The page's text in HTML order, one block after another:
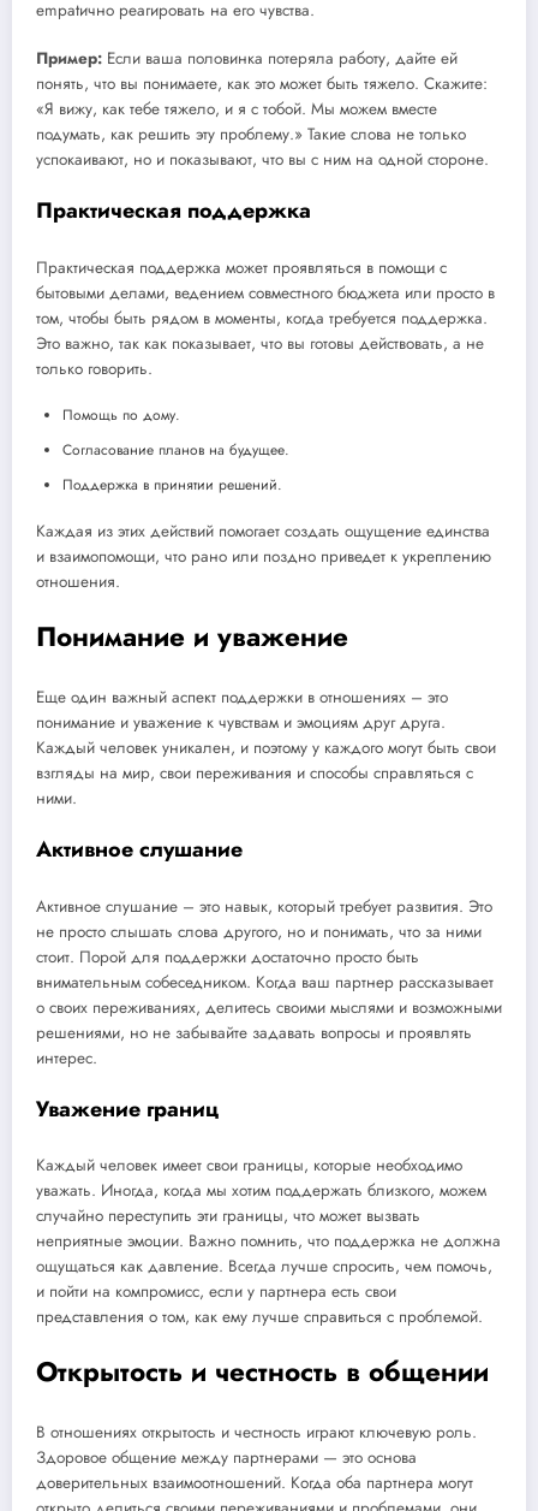
empatично реагировать на его чувства.
Пример: Если ваша половинка потеряла работу, дайте ей
понять, что вы понимаете, как это может быть тяжело. Скажите:
«Я вижу, как тебе тяжело, и я с тобой. Мы можем вместе
подумать, как решить эту проблему.» Такие слова не только
успокаивают, но и показывают, что вы с ним на одной стороне.
Практическая поддержка
Практическая поддержка может проявляться в помощи с
бытовыми делами, ведением совместного бюджета или просто в
том, чтобы быть рядом в моменты, когда требуется поддержка.
Это важно, так как показывает, что вы готовы действовать, а не
только говорить.
Помощь по дому.
Согласование планов на будущее.
Поддержка в принятии решений.
Каждая из этих действий помогает создать ощущение единства
и взаимопомощи, что рано или поздно приведет к укреплению
отношения.
Понимание и уважение
Еще один важный аспект поддержки в отношениях – это
понимание и уважение к чувствам и эмоциям друг друга.
Каждый человек уникален, и поэтому у каждого могут быть свои
взгляды на мир, свои переживания и способы справляться с
ними.
Активное слушание
Активное слушание – это навык, который требует развития. Это
не просто слышать слова другого, но и понимать, что за ними
стоит. Порой для поддержки достаточно просто быть
внимательным собеседником. Когда ваш партнер рассказывает
о своих переживаниях, делитесь своими мыслями и возможными
решениями, но не забывайте задавать вопросы и проявлять
интерес.
Уважение границ
Каждый человек имеет свои границы, которые необходимо
уважать. Иногда, когда мы хотим поддержать близкого, можем
случайно переступить эти границы, что может вызвать
неприятные эмоции. Важно помнить, что поддержка не должна
ощущаться как давление. Всегда лучше спросить, чем помочь,
и пойти на компромисс, если у партнера есть свои
представления о том, как ему лучше справиться с проблемой.
Открытость и честность в общении
В отношениях открытость и честность играют ключевую роль.
Здоровое общение между партнерами — это основа
доверительных взаимоотношений. Когда оба партнера могут